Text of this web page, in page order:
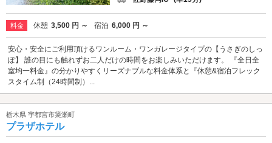
料金 休憩 3,500 円 ～ 宿泊 6,000 円 ～
安心・安全にご利用頂けるワンルーム・ワンガレージタイプの【うさぎのしっ
ぽ】 誰の目にも触れずお二人だけの時間をお楽しみいただけます。 『全日全
室均一料金』の分かりやすくリーズナブルな料金体系と『休憩&宿泊フレック
スタイム制（24時間制）...
栃木県 宇都宮市簗瀬町
プラザホテル